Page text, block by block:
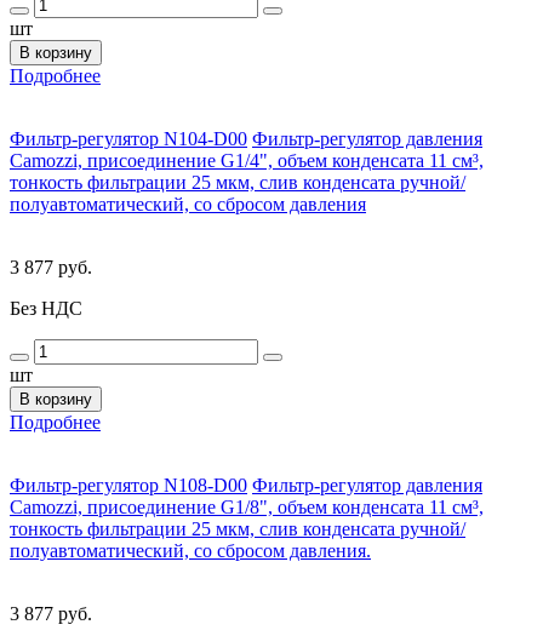
шт
В корзину
Подробнее
Фильтр-регулятор N104-D00 Фильтр-регулятор давления
Camozzi, присоединение G1/4", объем конденсата 11 см³,
тонкость фильтрации 25 мкм, слив конденсата ручной/
полуавтоматический, со сбросом давления
3 877 руб.
Без НДС
шт
В корзину
Подробнее
Фильтр-регулятор N108-D00 Фильтр-регулятор давления
Camozzi, присоединение G1/8", объем конденсата 11 см³,
тонкость фильтрации 25 мкм, слив конденсата ручной/
полуавтоматический, со сбросом давления.
3 877 руб.